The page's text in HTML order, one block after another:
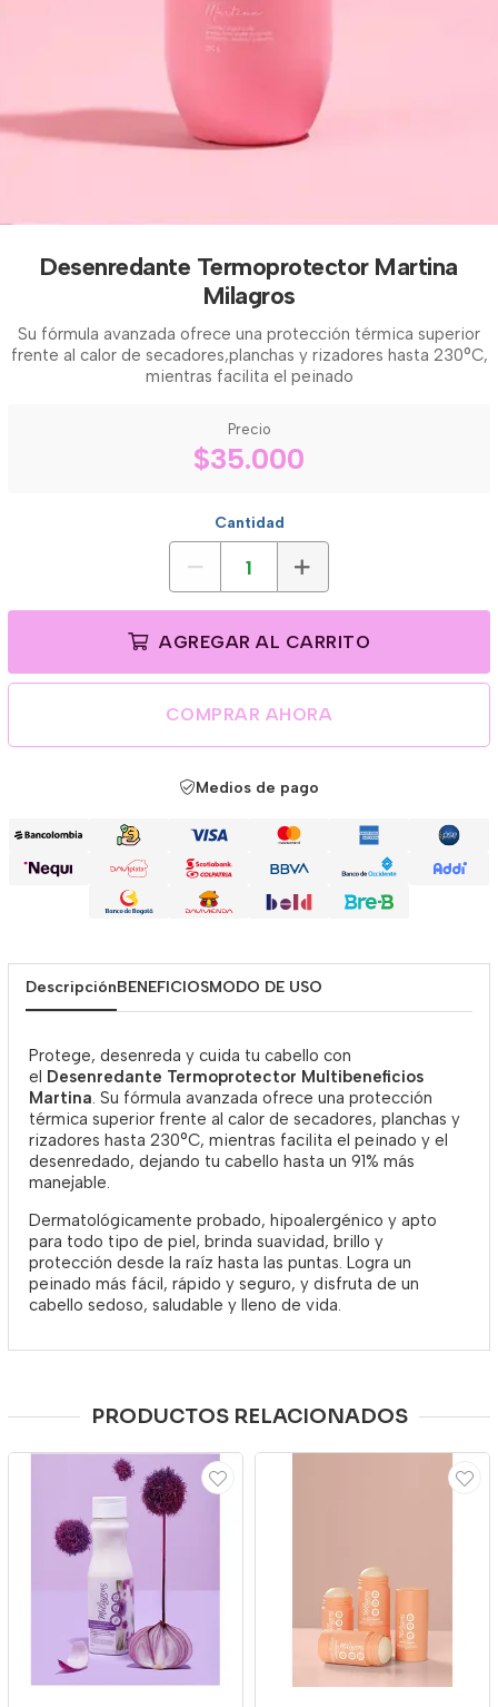
Desenredante Termoprotector Martina
Milagros
Su fórmula avanzada ofrece una protección térmica superior
frente al calor de secadores,planchas y rizadores hasta 230°C,
mientras facilita el peinado
Precio
$35.000
Cantidad
AGREGAR AL CARRITO
COMPRAR AHORA
Medios de pago
DescripciónBENEFICIOSMODO DE USO
Protege, desenreda y cuida tu cabello con
el Desenredante Termoprotector Multibeneficios
Martina. Su fórmula avanzada ofrece una protección
térmica superior frente al calor de secadores, planchas y
rizadores hasta 230°C, mientras facilita el peinado y el
desenredado, dejando tu cabello hasta un 91% más
manejable.
Dermatológicamente probado, hipoalergénico y apto
para todo tipo de piel, brinda suavidad, brillo y
protección desde la raíz hasta las puntas. Logra un
peinado más fácil, rápido y seguro, y disfruta de un
cabello sedoso, saludable y lleno de vida.
PRODUCTOS RELACIONADOS